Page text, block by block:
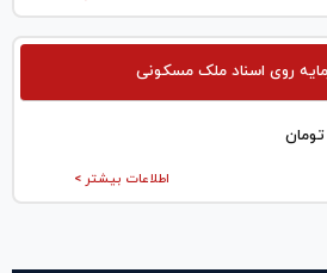
روی اسناد ملک مسکونی
تومان
اطلاعات بیشتر >